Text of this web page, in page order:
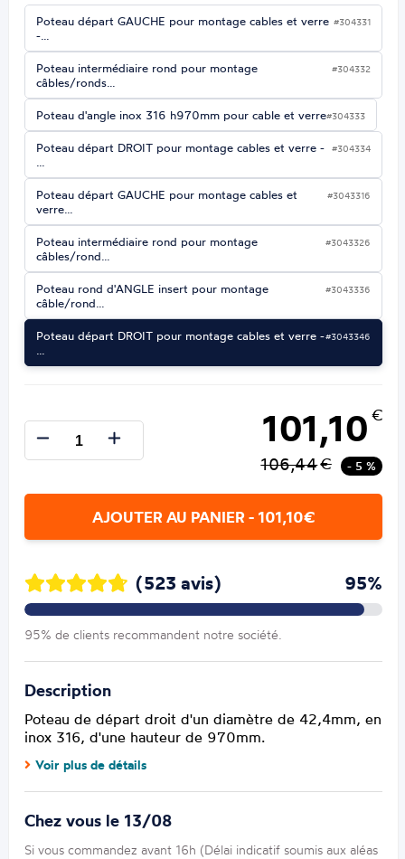
Poteau départ GAUCHE pour montage cables et verre
-…
#304331
Poteau intermédiaire rond pour montage
câbles/ronds…
#304332
Poteau d'angle inox 316 h970mm pour cable et verre#304333
Poteau départ DROIT pour montage cables et verre -
…
#304334
Poteau départ GAUCHE pour montage cables et
verre…
#3043316
Poteau intermédiaire rond pour montage
câbles/rond…
#3043326
Poteau rond d'ANGLE insert pour montage
câble/rond…
#3043336
Poteau départ DROIT pour montage cables et verre -
…
#3043346
101,10 €
106,44€ - 5 %
AJOUTER AU PANIER - 101,10€
(523 avis) 95%
95% de clients recommandent notre société.
Description
Poteau de départ droit d'un diamètre de 42,4mm, en
inox 316, d'une hauteur de 970mm.
Voir plus de détails
Chez vous le 13/08
Si vous commandez avant 16h (Délai indicatif soumis aux aléas